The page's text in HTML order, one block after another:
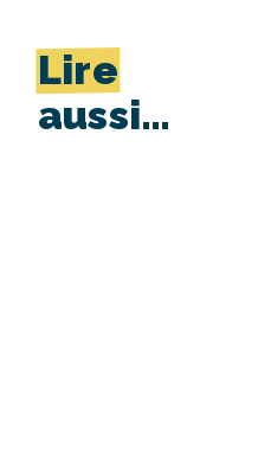
Lire
aussi…